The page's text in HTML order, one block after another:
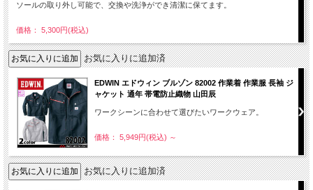
ソールの取り外し可能で、交換や洗浄ができ清潔に保てます。
価格： 5,300円(税込)
お気に入りに追加済
EDWIN エドウィン ブルゾン 82002 作業着 作業服 長袖 ジ
ャケット 通年 帯電防止織物 山田辰
ワークシーンに合わせて選びたいワークウェア。
価格： 5,949円(税込) ～
お気に入りに追加済